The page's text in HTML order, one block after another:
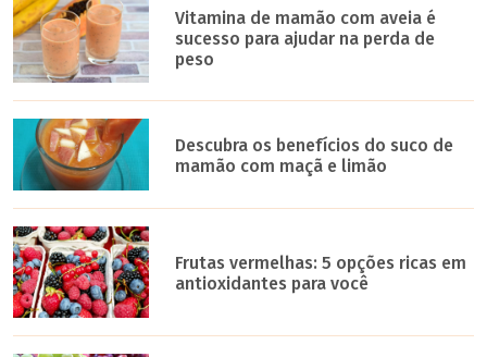
Vitamina de mamão com aveia é
sucesso para ajudar na perda de
peso
Descubra os benefícios do suco de
mamão com maçã e limão
Frutas vermelhas: 5 opções ricas em
antioxidantes para você